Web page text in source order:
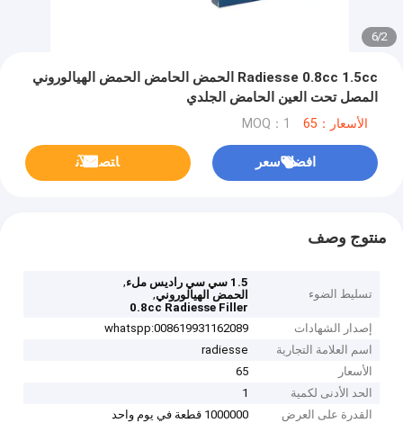
2
/
6
Radiesse 0.8cc 1.5cc الحمض الحامض الحمض الهيالوروني
المصل تحت العين الحامض الجلدي
الأسعار：65 MOQ：1
افضل سعر ﺎﺘﺼﻟ ﺍﻶﻧ
منتوج وصف
تسليط الضوء
1.5 سي سي راديس ملء
,
الحمض الهيالوروني,
0.8cc Radiesse Filler
إصدار الشهادات
whatspp:008619931162089
اسم العلامة التجارية
radiesse
الأسعار
65
الحد الأدنى لكمية
1
القدرة على العرض
1000000 قطعة في يوم واحد